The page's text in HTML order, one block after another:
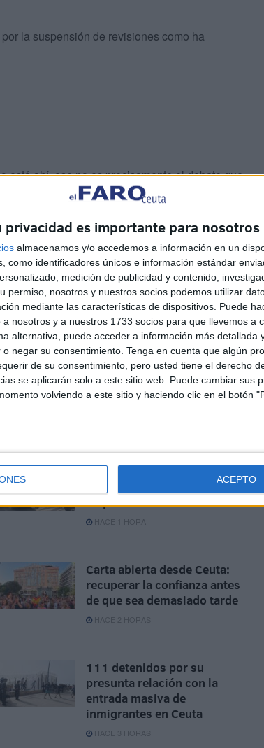
privacidad es importante para nosotros
almacenamos y/o accedemos a información en un
como identificadores únicos e información estándar
medición de publicidad y contenido,
permiso, nosotros y nuestros socios podemos utilizar
mediante las características de dispositivos. Puede
nosotros y a nuestros 1733 socios para que llevemos a
alternativa, puede acceder a información más detallada
negar su consentimiento. Tenga en cuenta que algún
de su consentimiento, pero usted tiene el derecho
se aplicarán solo a este sitio web. Puede cambiar sus
volviendo a este sitio y haciendo clic en el botón
ACEPTO
la suspensión de revisiones como ha
está ahí, ese no es precisamente el debate que
territorios gestionados por Madrid deben
que sufrir situaciones nada acordes con
suspendidas… todo esto conforma una
Ceuta necesita unidad para
afrontar una situación que
no puede sostenerse sola
HACE 1 HORA
Carta abierta desde Ceuta:
recuperar la confianza antes
de que sea demasiado tarde
HACE 2 HORAS
111 detenidos por su
presunta relación con la
entrada masiva de
inmigrantes en Ceuta
HACE 3 HORAS